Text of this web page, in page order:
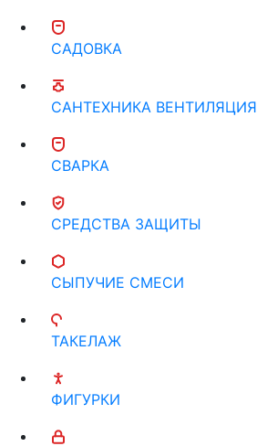
САДОВКА
САНТЕХНИКА ВЕНТИЛЯЦИЯ
СВАРКА
СРЕДСТВА ЗАЩИТЫ
СЫПУЧИЕ СМЕСИ
ТАКЕЛАЖ
ФИГУРКИ